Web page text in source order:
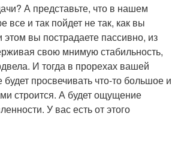
А представьте, что в нашем
все и так пойдет не так, как вы
этом вы пострадаете пассивно, из
свою мнимую стабильность,
И тогда в прорехах вашей
просвечивать что-то большое и
строится. А будет ощущение
У вас есть от этого